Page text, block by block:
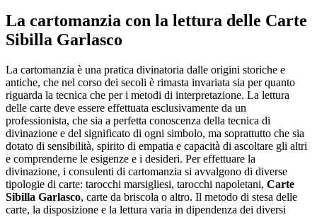
La cartomanzia con la lettura delle Carte
Sibilla Garlasco
La cartomanzia è una pratica divinatoria dalle origini storiche e
antiche, che nel corso dei secoli è rimasta invariata sia per quanto
riguarda la tecnica che per i metodi di interpretazione. La lettura
delle carte deve essere effettuata esclusivamente da un
professionista, che sia a perfetta conoscenza della tecnica di
divinazione e del significato di ogni simbolo, ma soprattutto che sia
dotato di sensibilità, spirito di empatia e capacità di ascoltare gli altri
e comprenderne le esigenze e i desideri. Per effettuare la
divinazione, i consulenti di cartomanzia si avvalgono di diverse
tipologie di carte: tarocchi marsigliesi, tarocchi napoletani, Carte
Sibilla Garlasco, carte da briscola o altro. Il metodo di stesa delle
carte, la disposizione e la lettura varia in dipendenza dei diversi